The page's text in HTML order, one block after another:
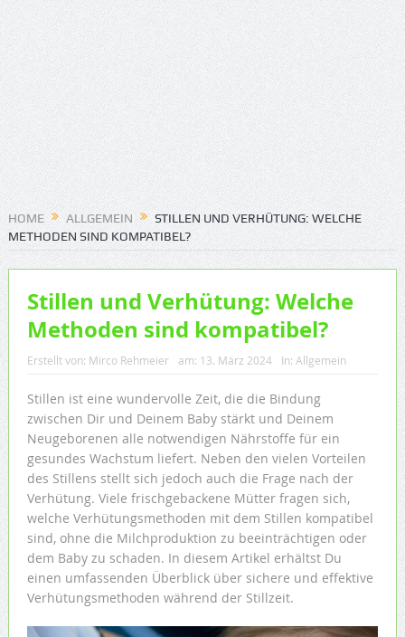
HOME ALLGEMEIN
STILLEN UND VERHÜTUNG: WELCHE
METHODEN SIND KOMPATIBEL?
Stillen und Verhütung: Welche
Methoden sind kompatibel?
Erstellt von: Mirco Rehmeier am: 13. März 2024 In: Allgemein
Stillen ist eine wundervolle Zeit, die die Bindung
zwischen Dir und Deinem Baby stärkt und Deinem
Neugeborenen alle notwendigen Nährstoffe für ein
gesundes Wachstum liefert. Neben den vielen Vorteilen
des Stillens stellt sich jedoch auch die Frage nach der
Verhütung. Viele frischgebackene Mütter fragen sich,
welche Verhütungsmethoden mit dem Stillen kompatibel
sind, ohne die Milchproduktion zu beeinträchtigen oder
dem Baby zu schaden. In diesem Artikel erhältst Du
einen umfassenden Überblick über sichere und effektive
Verhütungsmethoden während der Stillzeit.